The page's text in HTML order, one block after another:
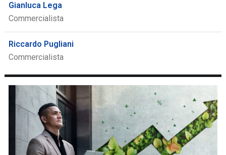
Gianluca Lega
Commercialista
Riccardo Pugliani
Commercialista